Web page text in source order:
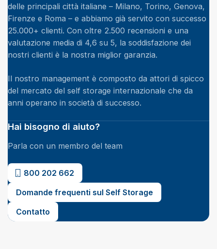
delle principali città italiane – Milano, Torino, Genova,
Firenze e Roma – e abbiamo già servito con successo
25.000+ clienti. Con oltre 2.500 recensioni e una
valutazione media di 4,6 su 5, la soddisfazione dei
nostri clienti è la nostra miglior garanzia.
Il nostro management è composto da attori di spicco
del mercato del self storage internazionale che da
anni operano in società di successo.
Hai bisogno di aiuto?
Parla con un membro del team
800 202 662
Domande frequenti sul Self Storage
Contatto